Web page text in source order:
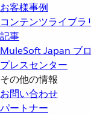
お客様事例
コンテンツライブラ
記事
MuleSoft Japan ブ
プレスセンター
その他の情報
お問い合わせ
パートナー